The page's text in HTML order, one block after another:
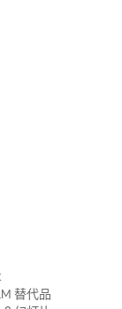
替代品